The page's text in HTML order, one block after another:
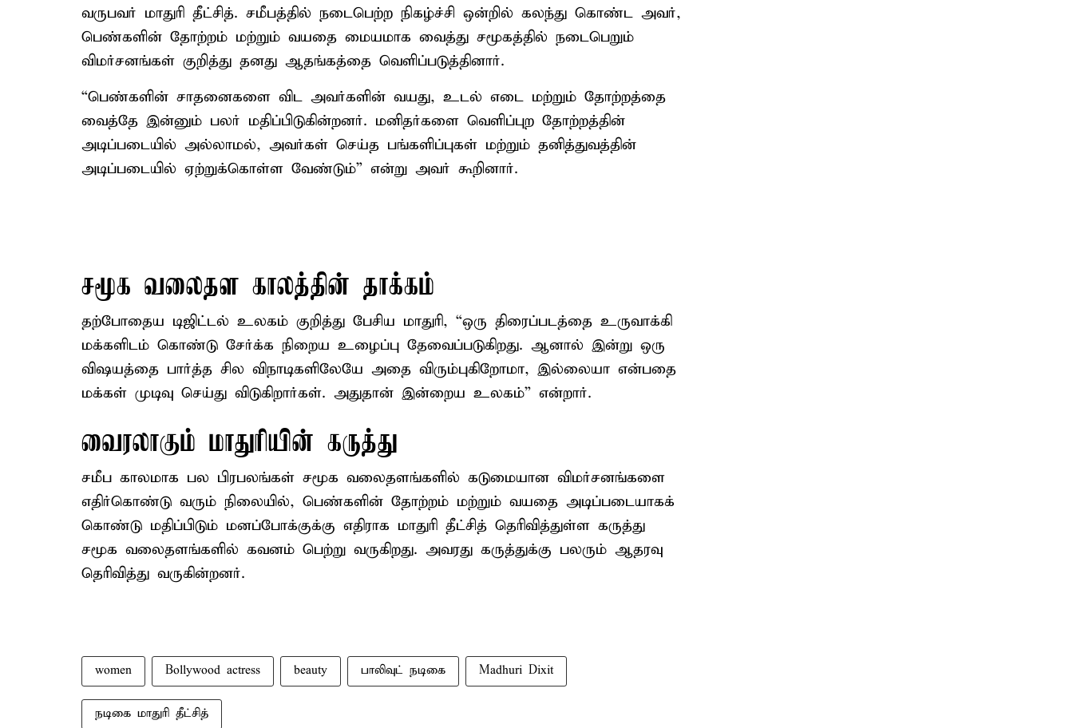
வருபவர் மாதுரி தீட்சித். சமீபத்தில் நடைபெற்ற நிகழ்ச்சி ஒன்றில் கலந்து கொண்ட அவர்,
பெண்களின் தோற்றம் மற்றும் வயதை மையமாக வைத்து சமூகத்தில் நடைபெறும்
விமர்சனங்கள் குறித்து தனது ஆதங்கத்தை வெளிப்படுத்தினார்.
“பெண்களின் சாதனைகளை விட அவர்களின் வயது, உடல் எடை மற்றும் தோற்றத்தை
வைத்தே இன்னும் பலர் மதிப்பிடுகின்றனர். மனிதர்களை வெளிப்புற தோற்றத்தின்
அடிப்படையில் அல்லாமல், அவர்கள் செய்த பங்களிப்புகள் மற்றும் தனித்துவத்தின்
அடிப்படையில் ஏற்றுக்கொள்ள வேண்டும்” என்று அவர் கூறினார்.
சமூக வலைதள காலத்தின் தாக்கம்
தற்போதைய டிஜிட்டல் உலகம் குறித்து பேசிய மாதுரி, “ஒரு திரைப்படத்தை உருவாக்கி
மக்களிடம் கொண்டு சேர்க்க நிறைய உழைப்பு தேவைப்படுகிறது. ஆனால் இன்று ஒரு
விஷயத்தை பார்த்த சில விநாடிகளிலேயே அதை விரும்புகிறோமா, இல்லையா என்பதை
மக்கள் முடிவு செய்து விடுகிறார்கள். அதுதான் இன்றைய உலகம்” என்றார்.
வைரலாகும் மாதுரியின் கருத்து
சமீப காலமாக பல பிரபலங்கள் சமூக வலைதளங்களில் கடுமையான விமர்சனங்களை
எதிர்கொண்டு வரும் நிலையில், பெண்களின் தோற்றம் மற்றும் வயதை அடிப்படையாகக்
கொண்டு மதிப்பிடும் மனப்போக்குக்கு எதிராக மாதுரி தீட்சித் தெரிவித்துள்ள கருத்து
சமூக வலைதளங்களில் கவனம் பெற்று வருகிறது. அவரது கருத்துக்கு பலரும் ஆதரவு
தெரிவித்து வருகின்றனர்.
women Bollywood actress beauty பாலிவுட் நடிகை Madhuri Dixit
நடிகை மாதுரி தீட்சித்